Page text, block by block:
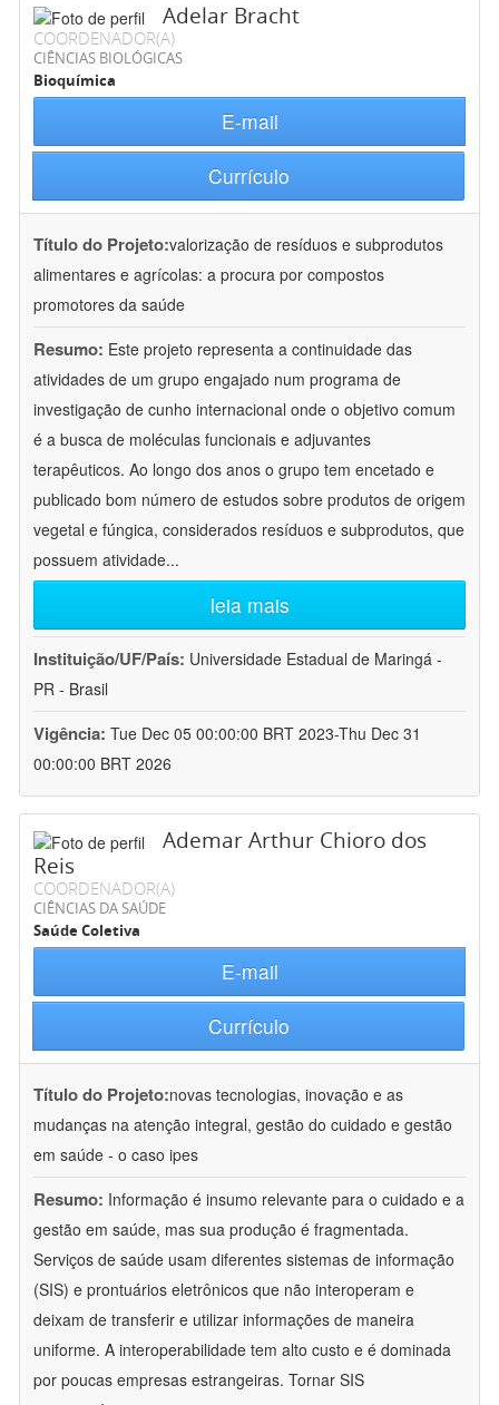
Adelar Bracht
COORDENADOR(A)
CIÊNCIAS BIOLÓGICAS
Bioquímica
E-mail
Currículo
Título do Projeto:valorização de resíduos e subprodutos
alimentares e agrícolas: a procura por compostos
promotores da saúde
Resumo: Este projeto representa a continuidade das
atividades de um grupo engajado num programa de
investigação de cunho internacional onde o objetivo comum
é a busca de moléculas funcionais e adjuvantes
terapêuticos. Ao longo dos anos o grupo tem encetado e
publicado bom número de estudos sobre produtos de origem
vegetal e fúngica, considerados resíduos e subprodutos, que
possuem atividade...
leia mais
Instituição/UF/País: Universidade Estadual de Maringá -
PR - Brasil
Vigência: Tue Dec 05 00:00:00 BRT 2023-Thu Dec 31
00:00:00 BRT 2026
Ademar Arthur Chioro dos
Reis
COORDENADOR(A)
CIÊNCIAS DA SAÚDE
Saúde Coletiva
E-mail
Currículo
Título do Projeto:novas tecnologias, inovação e as
mudanças na atenção integral, gestão do cuidado e gestão
em saúde - o caso ipes
Resumo: Informação é insumo relevante para o cuidado e a
gestão em saúde, mas sua produção é fragmentada.
Serviços de saúde usam diferentes sistemas de informação
(SIS) e prontuários eletrônicos que não interoperam e
deixam de transferir e utilizar informações de maneira
uniforme. A interoperabilidade tem alto custo e é dominada
por poucas empresas estrangeiras. Tornar SIS